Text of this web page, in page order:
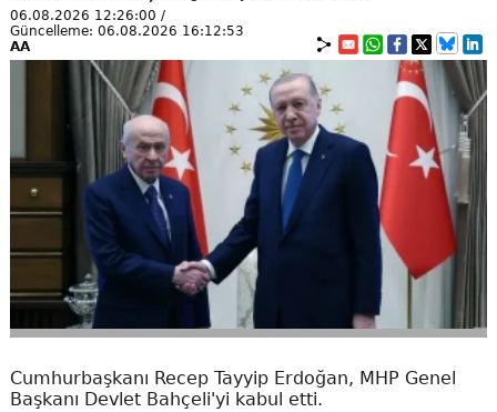
06.08.2026 12:26:00 /
Güncelleme: 06.08.2026 16:12:53
AA
Cumhurbaşkanı Recep Tayyip Erdoğan, MHP Genel
Başkanı Devlet Bahçeli'yi kabul etti.